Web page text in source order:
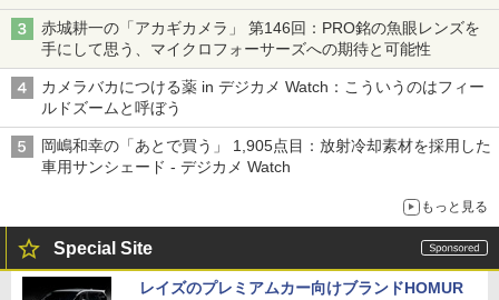
赤城耕一の「アカギカメラ」 第146回：PRO銘の魚眼レンズを
手にして思う、マイクロフォーサーズへの期待と可能性
カメラバカにつける薬 in デジカメ Watch：こういうのはフィー
ルドズームと呼ぼう
岡嶋和幸の「あとで買う」 1,905点目：放射冷却素材を採用した
車用サンシェード - デジカメ Watch
もっと見る
Special Site
レイズのプレミアムカー向けブランドHOMUR